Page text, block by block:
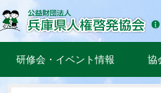
研修会・イベント情報 協